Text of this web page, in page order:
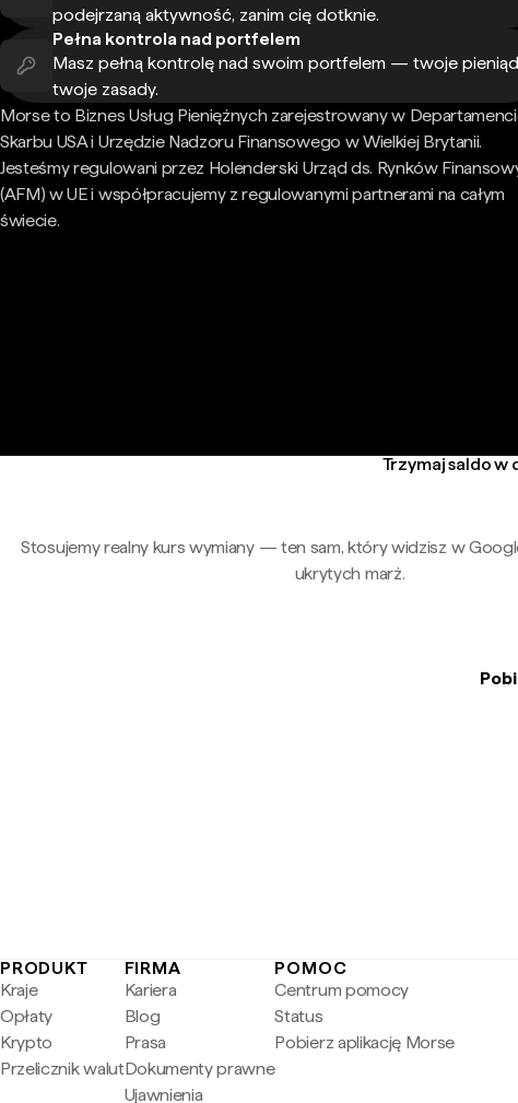
podejrzaną aktywność, zanim cię dotknie.
Pełna kontrola nad portfelem
Masz pełną kontrolę nad swoim portfelem — twoje
twoje zasady.
Morse to Biznes Usług Pieniężnych zarejestrowany w
Skarbu USA i Urzędzie Nadzoru Finansowego w Wielkiej Brytanii.
Jesteśmy regulowani przez Holenderski Urząd ds. Rynków
(AFM) w UE i współpracujemy z regulowanymi partnerami na całym
świecie.
Trzymaj saldo w
Stosujemy realny kurs wymiany — ten sam, który widzisz w
ukrytych marż.
PRODUKT
Kraje
Opłaty
Krypto
Przelicznik walut
FIRMA
Kariera
Blog
Prasa
Dokumenty prawne
Ujawnienia
POMOC
Centrum pomocy
Status
Pobierz aplikację Morse